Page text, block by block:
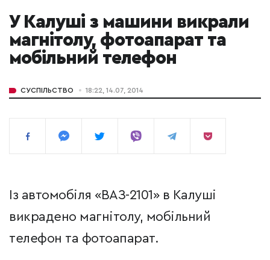
У Калуші з машини викрали
магнітолу, фотоапарат та
мобільний телефон
СУСПІЛЬСТВО 18:22, 14.07, 2014
Із автомобіля «ВАЗ-2101» в Калуші
викрадено магнітолу, мобільний
телефон та фотоапарат.